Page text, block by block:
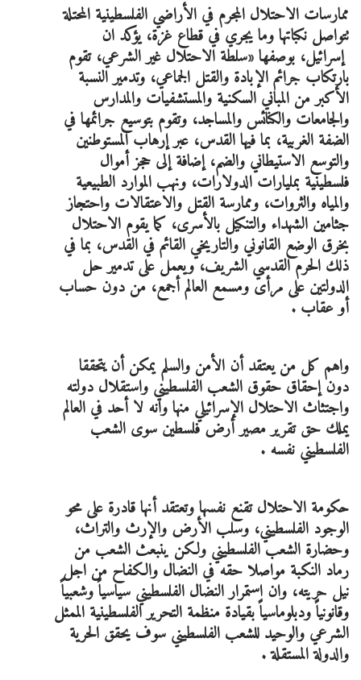
ممارسات الاحتلال المجرم في الأراضي الفلسطينية المحتلة
تتواصل نكباتها وما يجري في قطاع غزة، يؤكد ان
إسرائيل، بوصفها «سلطة الاحتلال غير الشرعي، تقوم
بارتكاب جرائم الإبادة والقتل الجماعي، وتدمير النسبة
الأكبر من المباني السكنية والمستشفيات والمدارس
والجامعات والكنائس والمساجد، وتقوم بتوسيع جرائمها في
الضفة الغربية، بما فيها القدس، عبر إرهاب المستوطنين
والتوسع الاستيطاني والضم، إضافة إلى حجز أموال
فلسطينية بمليارات الدولارات، ونهب الموارد الطبيعية
والمياه والثروات، وممارسة القتل والاعتقالات واحتجاز
جثامين الشهداء والتنكيل بالأسرى، كما يقوم الاحتلال
بخرق الوضع القانوني والتاريخي القائم في القدس، بما في
ذلك الحرم القدسي الشريف، ويعمل على تدمير حل
الدولتين على مرأى ومسمع العالم أجمع، من دون حساب
أو عقاب .
واهم كل من يعتقد أن الأمن والسلم يمكن أن يتحققا
دون إحقاق حقوق الشعب الفلسطيني واستقلال دولته
واجتثاث الاحتلال الإسرائيلي منها وانه لا أحد في العالم
يملك حق تقرير مصير أرض فلسطين سوى الشعب
الفلسطيني نفسه .
حكومة الاحتلال تقنع نفسها وتعتقد أنها قادرة على محو
الوجود الفلسطيني، وسلب الأرض والإرث والتراث،
وحضارة الشعب الفلسطيني ولكن ينبعث الشعب من
رماد النكبة مواصلا حقه في النضال والكفاح من اجل
نيل حريته، وان استمرار النضال الفلسطيني سياسياً وشعبياً
وقانونياً ودبلوماسياً بقيادة منظمة التحرير الفلسطينية الممثل
الشرعي والوحيد للشعب الفلسطيني سوف يحقق الحرية
والدولة المستقلة .